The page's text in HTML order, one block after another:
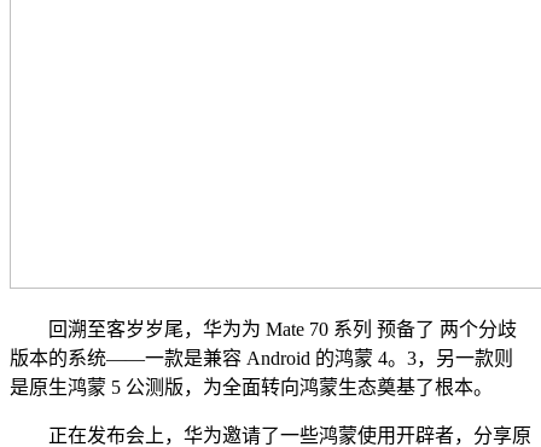
回溯至客岁岁尾，华为为 Mate 70 系列 预备了 两个分歧
版本的系统——一款是兼容 Android 的鸿蒙 4。3，另一款则
是原生鸿蒙 5 公测版，为全面转向鸿蒙生态奠基了根本。
正在发布会上，华为邀请了一些鸿蒙使用开辟者，分享原